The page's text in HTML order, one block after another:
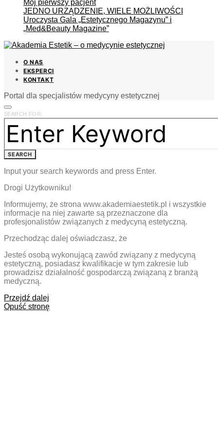
Mój pierwszy pacjent
JEDNO URZĄDZENIE, WIELE MOŻLIWOŚCI
Uroczysta Gala „Estetycznego Magazynu” i
„Med&Beauty Magazine”
O NAS
EKSPERCI
KONTAKT
Portal dla specjalistów medycyny estetycznej
SEARCH FOR:
SEARCH
Input your search keywords and press Enter.
Drogi Użytkowniku!
Informujemy, że strona www.akademiaestetik.pl i wszystkie
informacje na niej zawarte są przeznaczone dla
profesjonalistów związanych z medycyną estetyczną.
Przechodząc dalej oświadczasz, że
Jesteś osobą wykonującą zawód związany z medycyną
estetyczną, posiadasz kwalifikacje w tym zakresie lub
prowadzisz działalność gospodarczą związaną z branżą
medyczną.
Przejdź dalej
Opuść stronę